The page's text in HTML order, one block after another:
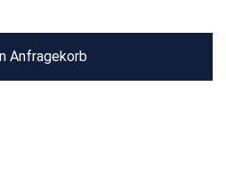
Anfragekorb